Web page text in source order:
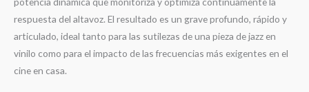
respuesta del altavoz. El resultado es un grave profundo, rápido y
articulado, ideal tanto para las sutilezas de una pieza de jazz en
vinilo como para el impacto de las frecuencias más exigentes en el
cine en casa.